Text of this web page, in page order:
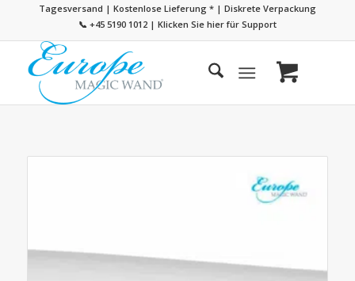
Tagesversand | Kostenlose Lieferung *| Diskrete Verpackung
📞 +45 5190 1012| Klicken Sie hier für Support